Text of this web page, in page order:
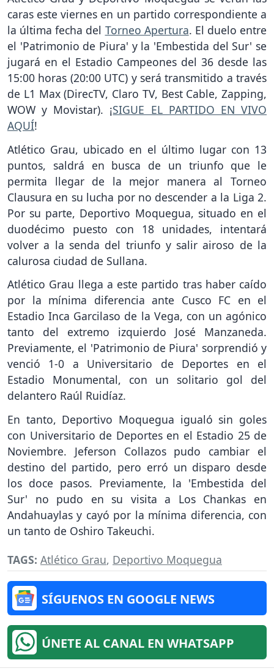
caras este viernes en un partido correspondiente a
la última fecha del Torneo Apertura. El duelo entre
el 'Patrimonio de Piura' y la 'Embestida del Sur' se
jugará en el Estadio Campeones del 36 desde las
15:00 horas (20:00 UTC) y será transmitido a través
de L1 Max (DirecTV, Claro TV, Best Cable, Zapping,
WOW y Movistar). ¡SIGUE EL PARTIDO EN VIVO
AQUÍ!
Atlético Grau, ubicado en el último lugar con 13
puntos, saldrá en busca de un triunfo que le
permita llegar de la mejor manera al Torneo
Clausura en su lucha por no descender a la Liga 2.
Por su parte, Deportivo Moquegua, situado en el
duodécimo puesto con 18 unidades, intentará
volver a la senda del triunfo y salir airoso de la
calurosa ciudad de Sullana.
Atlético Grau llega a este partido tras haber caído
por la mínima diferencia ante Cusco FC en el
Estadio Inca Garcilaso de la Vega, con un agónico
tanto del extremo izquierdo José Manzaneda.
Previamente, el 'Patrimonio de Piura' sorprendió y
venció 1-0 a Universitario de Deportes en el
Estadio Monumental, con un solitario gol del
delantero Raúl Ruidíaz.
En tanto, Deportivo Moquegua igualó sin goles
con Universitario de Deportes en el Estadio 25 de
Noviembre. Jeferson Collazos pudo cambiar el
destino del partido, pero erró un disparo desde
los doce pasos. Previamente, la 'Embestida del
Sur' no pudo en su visita a Los Chankas en
Andahuaylas y cayó por la mínima diferencia, con
un tanto de Oshiro Takeuchi.
TAGS: Atlético Grau, Deportivo Moquegua
SÍGUENOS EN GOOGLE NEWS
ÚNETE AL CANAL EN WHATSAPP